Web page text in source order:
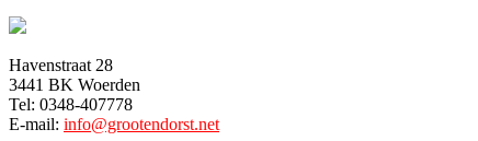
Havenstraat 28
3441 BK Woerden
Tel: 0348-407778
E-mail: info@grootendorst.net